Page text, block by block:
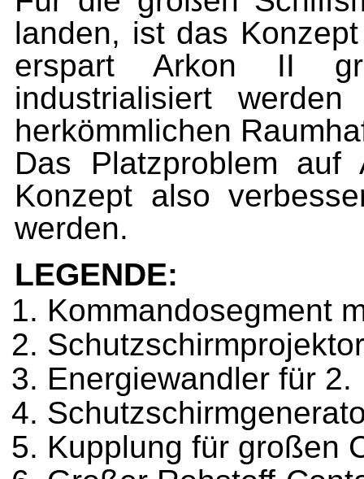
landen, ist das
erspart Arkon II
industrialisiert
herkömmlichen
Das Platzproblem
Konzept also
werden.
LEGENDE:
Kommandosegment
Schutzschirmprojektor
Energiewandler für 2.
Kupplung für großen